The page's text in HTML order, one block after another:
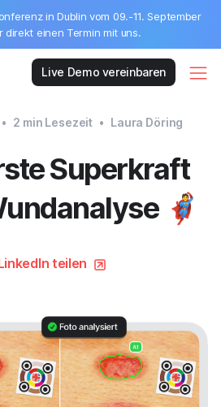
in Dublin vom 09.-11. September
direkt einen Termin mit uns.
Live Demo vereinbaren
• 2 min Lesezeit • Laura Döring
Superkraft
🦸
teilen